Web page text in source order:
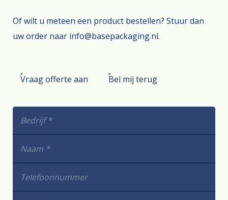
Of wilt u meteen een product bestellen? Stuur dan
uw order naar info@basepackaging.nl.
Vraag offerte aan Bel mij terug